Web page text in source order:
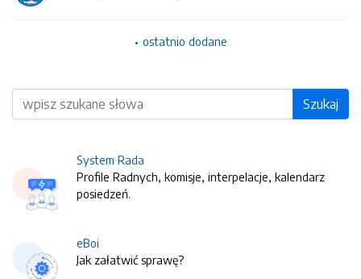
ostatnio dodane
Wyszukiwarka Szukaj
System Rada
Profile Radnych, komisje, interpelacje, kalendarz
posiedzeń.
eBoi
Jak załatwić sprawę?